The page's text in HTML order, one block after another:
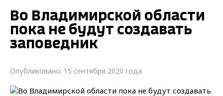
Во Владимирской области
пока не будут создавать
заповедник
Опубликовано: 15 сентября 2020 года